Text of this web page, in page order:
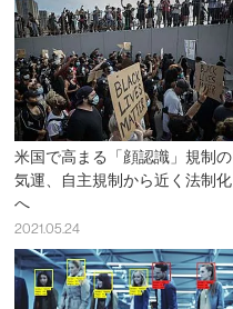
米国で高まる「顔認識」規制の
気運、自主規制から近く法制化
へ
2021.05.24